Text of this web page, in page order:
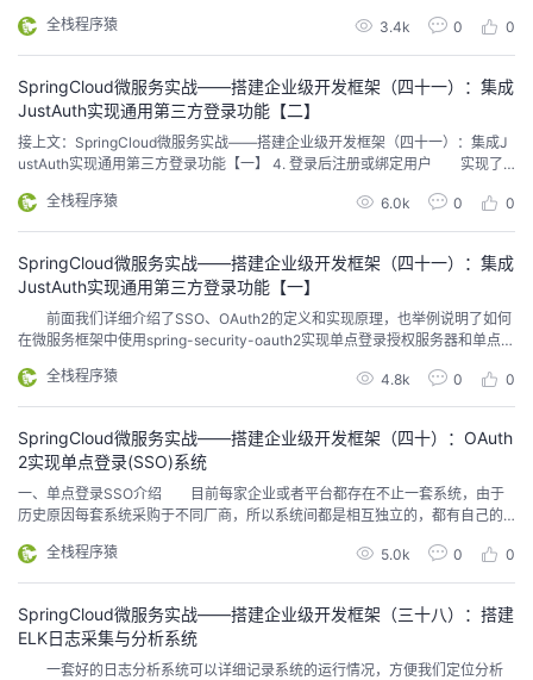
程
认
证
的
实
我
的
藏
支
持
声
建
议
基本都集成了邮件发送功能。 SpringBoot提供了基于JavaMail的starter，
我们只要按照官方的说明配置邮件服务器信息，即可使我们的系统拥有发送电
全栈程序猿 3.4k 0 0
SpringCloud微服务实战——搭建企业级开发框架（四十一）：集成
JustAuth实现通用第三方登录功能【二】
接上文：SpringCloud微服务实战——搭建企业级开发框架（四十一）：集成J
ustAuth实现通用第三方登录功能【一】 4. 登录后注册或绑定用户 实现了
我们可以了解到，单点登录成功后可以获取第三方系统的用户信息，当然，具
体获取到第三方用户的哪些信息是由第三方系统决定的。所以目前大多数系统
全栈程序猿 6.0k 0 0
SpringCloud微服务实战——搭建企业级开发框架（四十一）：集成
JustAuth实现通用第三方登录功能【一】
前面我们详细介绍了SSO、OAuth2的定义和实现原理，也举例说明了如何
在微服务框架中使用spring-security-oauth2实现单点登录授权服务器和单点登
到的QQ登录、微信登录、新浪微博登录、支付宝登录等等。 如果我们自己
的系统需要调用第三方登录，那么我们就需要实现单点登录客户端，然后跟需
全栈程序猿 4.8k 0 0
SpringCloud微服务实战——搭建企业级开发框架（四十）：OAuth
2实现单点登录(SSO)系统
一、单点登录SSO介绍 目前每家企业或者平台都存在不止一套系统，由于
历史原因每套系统采购于不同厂商，所以系统间都是相互独立的，都有自己的
码，同时，管理员也需要为同一个用户设置多套系统登录账号，这对系统的使
用者来说显然是不方便的。我们期望的是如果存在多个系统，只需要登录一次
全栈程序猿 5.0k 0 0
SpringCloud微服务实战——搭建企业级开发框架（三十八）：搭建
ELK日志采集与分析系统
一套好的日志分析系统可以详细记录系统的运行情况，方便我们定位分析